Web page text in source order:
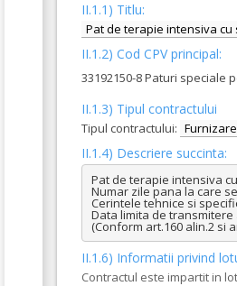
II.1.1) Titlu:
Pat de terapie intensiva cu
II.1.2) Cod CPV principal:
33192150-8 Paturi speciale
II.1.3) Tipul contractului
Tipul contractului: Furnizare
II.1.4) Descriere succinta:
Pat de terapie intensiva
Numar zile pana la care
Cerintele tehnice si
Data limita de
(Conform art.160 alin.2 si
II.1.6) Informatii privind
Contractul este impartit in